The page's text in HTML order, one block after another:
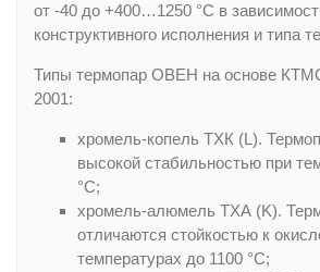
от -40 до +400…1250 °С в
конструктивного исполнения и типа
Типы термопар ОВЕН на основе
2001:
хромель-копель ТХК (L).
высокой стабильностью при
°С;
хромель-алюмель ТХА (K).
отличаются стойкостью к
температурах до 1100 °С;